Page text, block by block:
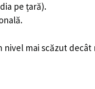
pe țară).
mai scăzut